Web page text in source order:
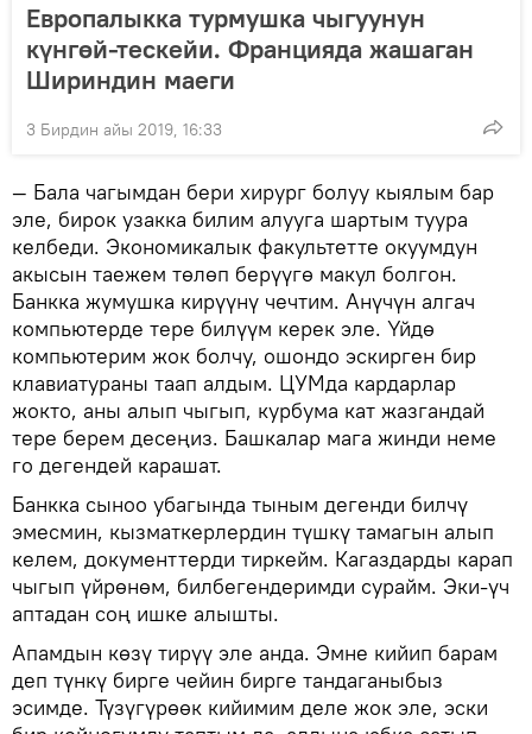
Европалыкка турмушка чыгуунун
күнгөй-тескейи. Францияда жашаган
Шириндин маеги
3 Бирдин айы 2019, 16:33
— Бала чагымдан бери хирург болуу кыялым бар
эле, бирок узакка билим алууга шартым туура
келбеди. Экономикалык факультетте окуумдун
акысын таежем төлөп берүүгө макул болгон.
Банкка жумушка кирүүнү чечтим. Анүчүн алгач
компьютерде тере билүүм керек эле. Үйдө
компьютерим жок болчу, ошондо эскирген бир
клавиатураны таап алдым. ЦУМда кардарлар
жокто, аны алып чыгып, курбума кат жазгандай
тере берем десеңиз. Башкалар мага жинди неме
го дегендей карашат.
Банкка сыноо убагында тыным дегенди билчү
эмесмин, кызматкерлердин түшкү тамагын алып
келем, документтерди тиркейм. Кагаздарды карап
чыгып үйрөнөм, билбегендеримди сурайм. Эки-үч
аптадан соң ишке алышты.
Апамдын көзү тирүү эле анда. Эмне кийип барам
деп түнкү бирге чейин бирге тандаганыбыз
эсимде. Түзүгүрөөк кийимим деле жок эле, эски